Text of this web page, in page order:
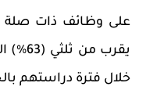
على وظائف ذات صلة
يقرب
خلال فترة دراستهم